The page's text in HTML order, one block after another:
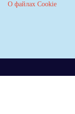
О файлах Cookie